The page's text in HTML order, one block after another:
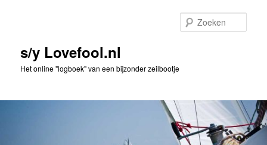
inhoud
inhouds/y Lovefool.nl
Het online "logboek" van een bijzonder zeilbootje